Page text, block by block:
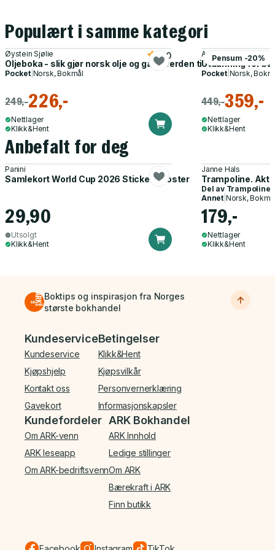
Populært i samme kategori
Øystein Sjølie
Oljeboka - slik gjør norsk olje og gass verden til et bedre sted
5.0
Pocket| Norsk, Bokmål
249,-226,-
Nettlager
Klikk&Hent
Pensum -20%
Astrid T. Sinnes
Utdanning for
Pocket| Norsk,
449,-359,-
Nettlager
Klikk&Hent
Anbefalt for deg
Panini
Samlekort World Cup 2026 Sticker Booster
29,90
Utsolgt
Klikk&Hent
Janne Hals
Trampoline.
Del av Trampoline
Annet| Norsk,
179,-
Nettlager
Klikk&Hent
Boktips og inspirasjon fra Norges
største bokhandel
Bunnmeny
Kundeservice
Kundeservice
Kjøpshjelp
Kontakt oss
Gavekort
Betingelser
Klikk&Hent
Kjøpsvilkår
Personvernerklæring
Informasjonskapsler
Kundefordeler
Om ARK-venn
ARK leseapp
Om ARK-bedriftsvenn
ARK Bokhandel
ARK Innhold
Ledige stillinger
Om ARK
Bærekraft i ARK
Finn butikk